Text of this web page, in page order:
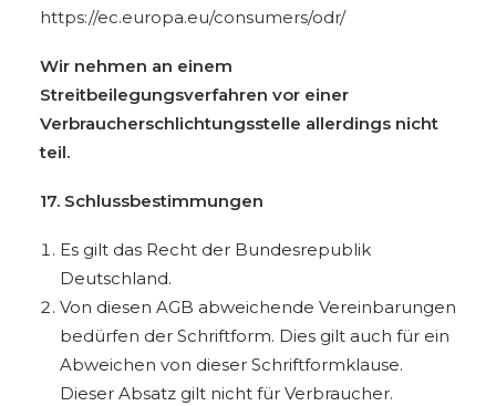
https://ec.europa.eu/consumers/odr/
Wir nehmen an einem
Streitbeilegungsverfahren vor einer
Verbraucherschlichtungsstelle allerdings nicht
teil.
17. Schlussbestimmungen
Es gilt das Recht der Bundesrepublik
Deutschland.
Von diesen AGB abweichende Vereinbarungen
bedürfen der Schriftform. Dies gilt auch für ein
Abweichen von dieser Schriftformklause.
Dieser Absatz gilt nicht für Verbraucher.